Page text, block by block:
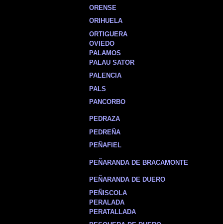
ORENSE
ORIHUELA
ORTIGUERA
OVIEDO
PALAMOS
PALAU SATOR
PALENCIA
PALS
PANCORBO
PEDRAZA
PEDREÑA
PEÑAFIEL
PEÑARANDA DE BRACAMONTE
PEÑARANDA DE DUERO
PEÑISCOLA
PERALADA
PERATALLADA